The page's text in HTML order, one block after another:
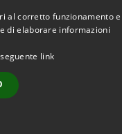
© 2026 • Comune di
al corretto funzionamento e
di elaborare informazioni
link